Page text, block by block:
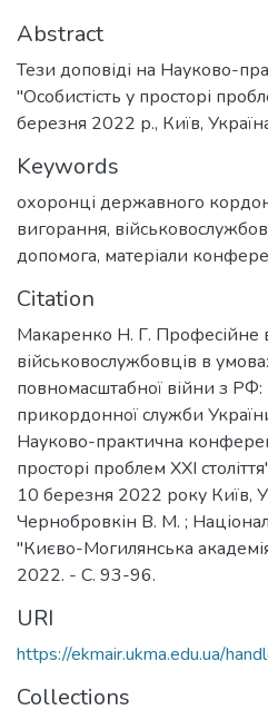
Abstract
Тези доповіді на Науково-
"Особистість у просторі
березня 2022 р., Київ,
Keywords
охоронці державного
вигорання,
допомога, матеріали
Citation
Макаренко Н. Г. Професійне
військовослужбовців в
повномасштабної війни з
прикордонної служби
Науково-практична
просторі проблем ХХІ
10 березня 2022 року Київ,
Чернобровкін В. М. ;
"Києво-Могилянська
2022. - C. 93-96.
URI
https://ekmair.ukma.edu.ua/
Collections